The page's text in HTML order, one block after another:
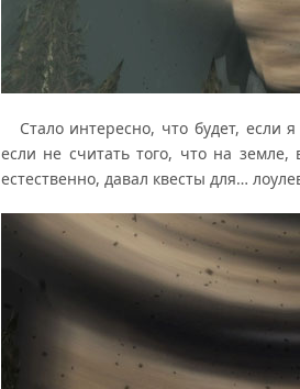
Стало интересно, что будет, если
если не считать того, что на
естественно, давал квесты для…